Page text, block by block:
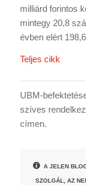
milliárd forintos
mintegy 20,8
évben elért
Teljes cikk
UBM-
szíves
címen.
A JELEN
SZOLGÁL, AZ